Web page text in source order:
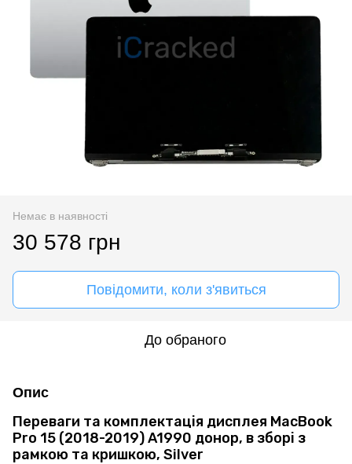
Немає в наявності
30 578 грн
Повідомити, коли з'явиться
До обраного
Опис
Переваги та комплектація дисплея MacBook
Pro 15 (2018-2019) A1990 донор, в зборі з
рамкою та кришкою, Silver